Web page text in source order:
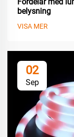
belysning
VISA MER
02
Sep